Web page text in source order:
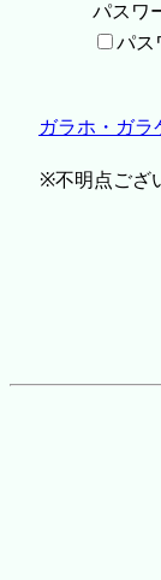
パスワ
パス
ガラホ・ガラ
※不明点ござ